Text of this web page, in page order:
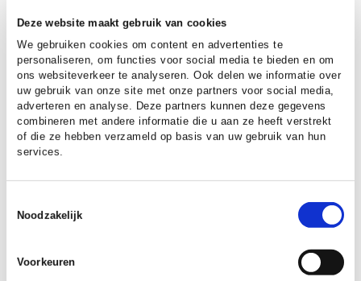
Deze website maakt gebruik van cookies
We gebruiken cookies om content en advertenties te
personaliseren, om functies voor social media te bieden en om
ons websiteverkeer te analyseren. Ook delen we informatie over
uw gebruik van onze site met onze partners voor social media,
adverteren en analyse. Deze partners kunnen deze gegevens
combineren met andere informatie die u aan ze heeft verstrekt
of die ze hebben verzameld op basis van uw gebruik van hun
services.
Noodzakelijk
Voorkeuren
woningcorporaties en zorg- en
welzijnsorganisaties samen aan passende
huisvesting voor iedereen. HetRegionaal
Afsprakenkader Huisvesting
Aandachtsgroepen 2024legt vast hoe we
zorgen voor vitale wijken, evenwichtige
verdeling van woningen en goede
nodig hebben. Met deze afspraken bouwen we
aan toekomstbestendige woonomgevingen,
waarin iedereen een plek kan vinden.
REGIONAAL AFSPRAKENKADER HUISVESTING